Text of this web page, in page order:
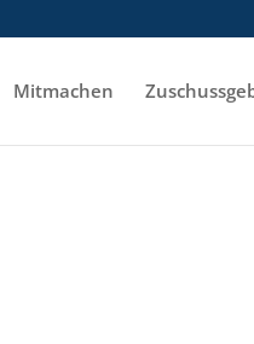
Mitmachen